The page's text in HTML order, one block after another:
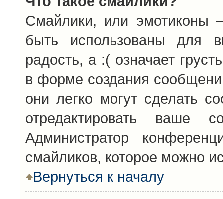
Смайлики, или эмотиконы
быть использованы для
радость, а :( означает
в форме создания
они легко могут сделать
отредактировать ваше
Администратор
смайликов, которое можно
Вернуться к началу